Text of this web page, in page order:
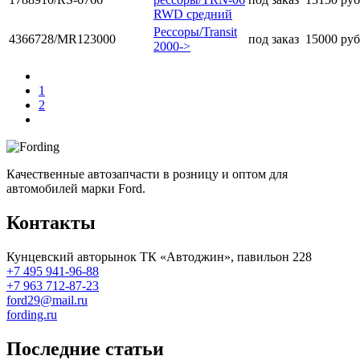
RWD средний
4366728/MR123000
Рессоры/Transit
2000->
под заказ 15000 руб
1
2
Качественные автозапчасти в розницу и оптом для
автомобилей марки Ford.
Контакты
Кунцевский авторынок ТК «Автоджин», павильон 228
+7 495 941-96-88
+7 963 712-87-23
ford29@mail.ru
fording.ru
Последние статьи